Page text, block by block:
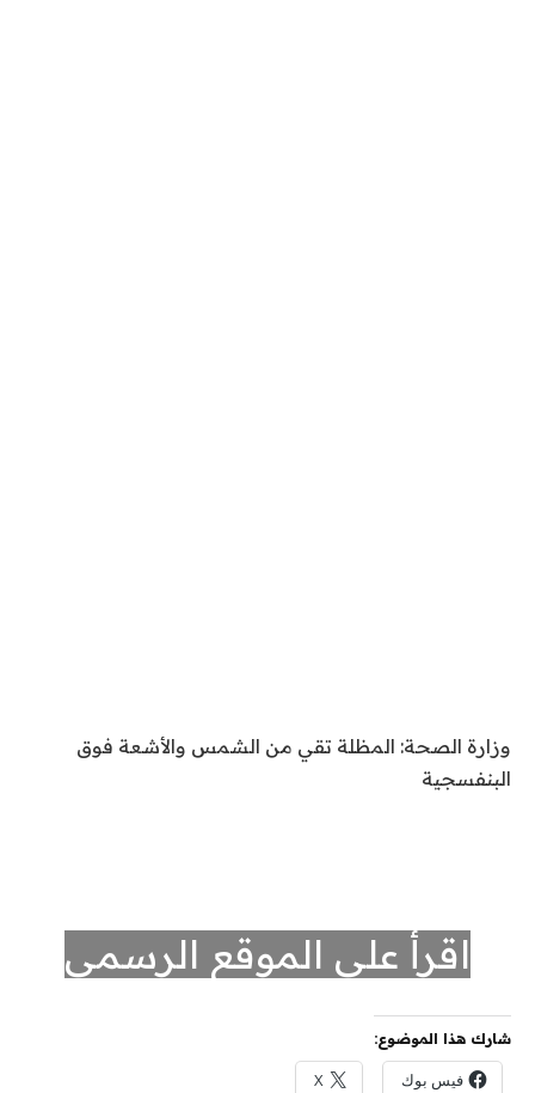
وزارة الصحة: المظلة تقي من الشمس والأشعة فوق
البنفسجية
اقرأ على الموقع الرسمي
شارك هذا الموضوع:
فيس بوك X